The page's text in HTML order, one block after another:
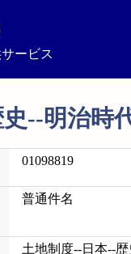
ービス
--明治時
01098819
普通件名
土地制度--日本--